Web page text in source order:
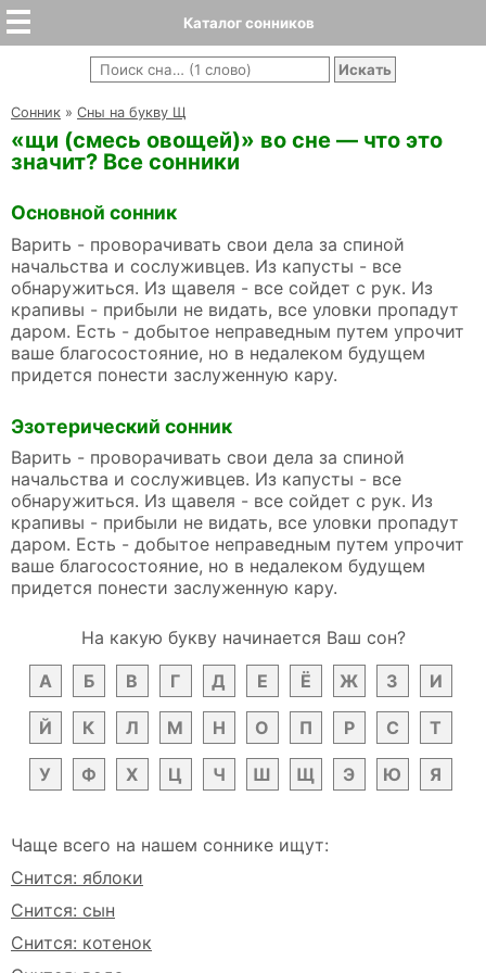
Каталог сонников
Cонник » Сны на букву Щ
«щи (смесь овощей)» во сне — что это
значит? Все сонники
Основной сонник
Варить - проворачивать свои дела за спиной
начальства и сослуживцев. Из капусты - все
обнаружиться. Из щавеля - все сойдет с рук. Из
крапивы - прибыли не видать, все уловки пропадут
даром. Есть - добытое неправедным путем упрочит
ваше благосостояние, но в недалеком будущем
придется понести заслуженную кару.
Эзотерический сонник
Варить - проворачивать свои дела за спиной
начальства и сослуживцев. Из капусты - все
обнаружиться. Из щавеля - все сойдет с рук. Из
крапивы - прибыли не видать, все уловки пропадут
даром. Есть - добытое неправедным путем упрочит
ваше благосостояние, но в недалеком будущем
придется понести заслуженную кару.
На какую букву начинается Ваш сон?
А
Б В Г Д Е Ё Ж З И
Й К Л М Н О П Р С Т
У Ф Х Ц Ч Ш Щ Э Ю Я
Чаще всего на нашем соннике ищут:
Снится: яблоки
Снится: сын
Снится: котенок